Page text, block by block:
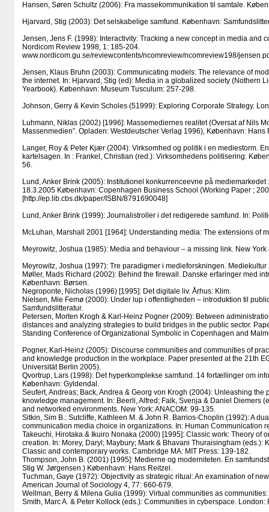
Hansen, Søren Schultz (2006): Fra massekommunikation til samtale.
Hjarvard, Stig (2003): Det selskabelige samfund. København:
Jensen, Jens F. (1998): Interactivity: Tracking a new concept in media and
Nordicom Review 1998, 1: 185-204.
www.nordicom.gu.se/reviewcontents/ncomreview/ncomreview198/
Jensen, Klaus Bruhn (2003): Communicating models: The relevance of
the internet. In: Hjarvard, Stig (ed): Media in a globalized society (Nothern
Yearbook). København: Museum Tusculum: 257-298.
Johnson, Gerry & Kevin Scholes (51999): Exploring Corporate Strategy.
Luhmann, Niklas (2002) [1996]: Massemediernes realitet (Oversat af Nils
Massenmedien”. Opladen: Westdeutscher Verlag 1996), København: Hans
Langer, Roy & Peter Kjær (2004): Virksomhed og politik i en mediestorm.
kartelsagen. In : Frankel, Christian (red.): Virksomhedens politisering:
56.
Lund, Anker Brink (2005): Institutionel konkurrenceevne på
18.3.2005 København: Copenhagen Business School (Working Paper ;
[http://ep.lib.cbs.dk/paper/ISBN/8791690048]
Lund, Anker Brink (1999): Journalistroller i det redigerede samfund. In:
McLuhan, Marshall 2001 [1964]: Understanding media: The extensions of
Meyrowitz, Joshua (1985): Media and behaviour – a missing link. New York
Meyrowitz, Joshua (1997): Tre paradigmer i medieforskningen. Mediekultur
Møller, Mads Richard (2002): Behind the firewall. Danske erfaringer med
København: Børsen.
Negroponte, Nicholas (1996) [1995]: Det digitale liv. Århus: Klim.
Nielsen, Mie Femø (2000): Under lup i offentligheden – introduktion til
Samfundslitteratur.
Petersen, Morten Krogh & Karl-Heinz Pogner (2009): Between
distances and analyzing strategies to build bridges in the public sector.
Standing Conference of Organizational Symbolic in Copenhagen and
Pogner, Karl-Heinz (2005): Discourse communities and communities of
and knowledge production in the workplace. Paper presented at the 21th
Universität Berlin 2005).
Qvortrup, Lars (1998): Det hyperkomplekse samfund. 14 fortællinger om
København: Gyldendal.
Seufert, Andreas; Back, Andrea & Georg von Krogh (2004): Unleashing the
knowledge management. In: Beerli, Alfred; Falk, Svenja & Daniel Diemers
and networked environments. New York: ANACOM: 99-135.
Sitkin, Sim B.: Sutcliffe, Kathleen M. & John R. Barrios-Choplin (1992): A
communication media choice in organizations. In: Human Communication
Takeuchi, Hirotaka & Ikuiro Nonaka (2000) [1995]: Classic work: Theory of
creation. In: Morey, Daryl; Maybury; Mark & Bhavani Thuraisingham (eds.):
Classic and contemporary works. Cambridge MA: MIT Press: 139-182.
Thompson, John B. (2001) [1995]: Medierne og moderniteten. En
Stig W. Jørgensen.) København: Hans Reitzel.
Tuchman, Gaye (1972): Objectivity as strategic ritual: An examination of
American Journal of Sociology 4, 77: 660-679.
Wellman, Berry & Milena Gulia (1999): Virtual communities as
Smith, Marc A. & Peter Kollock (eds.): Communities in cyberspace.